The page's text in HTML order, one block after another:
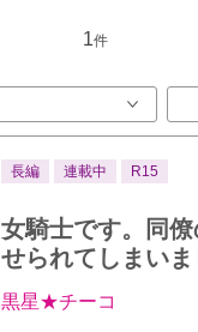
1件
長編 連載中 R15
女騎士です。同
せられてしまいま
黒星★チーコ